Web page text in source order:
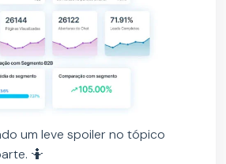
um leve spoiler no tópico
🤷